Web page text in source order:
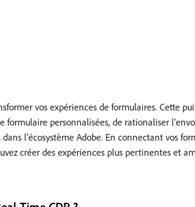
vos expériences de formulaires. Cette
personnalisées, de rationaliser
l’écosystème Adobe. En connectant vos
créer des expériences plus pertinentes et